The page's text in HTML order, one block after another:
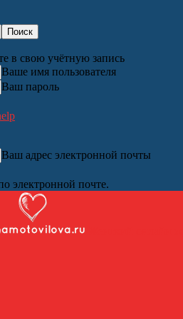
в свою учётную запись
Ваше имя пользователя
Ваш пароль
Ваш адрес электронной почты
электронной почте.